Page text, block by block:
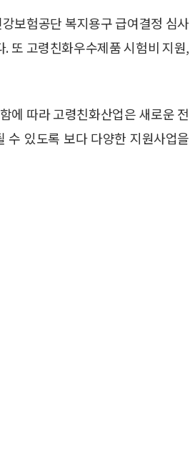
보험공단 복지용구 급여결정 심사
또 고령친화우수제품 시험비 지원,
에 따라 고령친화산업은 새로운 전
있도록 보다 다양한 지원사업을